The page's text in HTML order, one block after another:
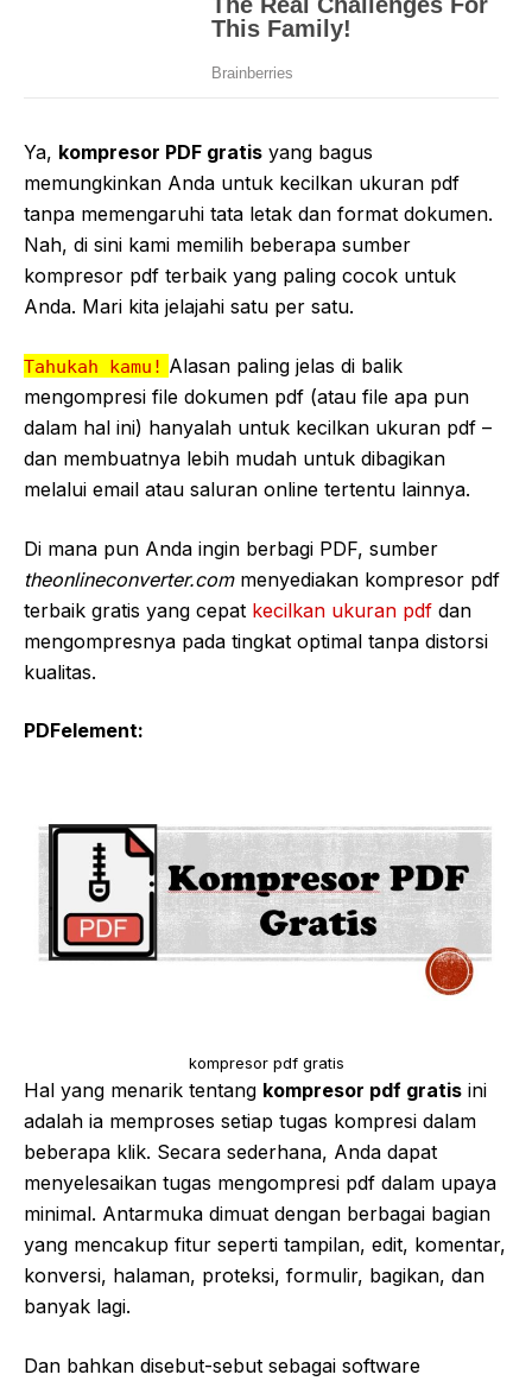
Ya, kompresor PDF gratis yang bagus
memungkinkan Anda untuk kecilkan ukuran pdf
tanpa memengaruhi tata letak dan format dokumen.
Nah, di sini kami memilih beberapa sumber
kompresor pdf terbaik yang paling cocok untuk
Anda. Mari kita jelajahi satu per satu.
Tahukah kamu! Alasan paling jelas di balik
mengompresi file dokumen pdf (atau file apa pun
dalam hal ini) hanyalah untuk kecilkan ukuran pdf –
dan membuatnya lebih mudah untuk dibagikan
melalui email atau saluran online tertentu lainnya.
Di mana pun Anda ingin berbagi PDF, sumber
theonlineconverter.commenyediakan kompresor pdf
terbaik gratis yang cepat kecilkan ukuran pdf dan
mengompresnya pada tingkat optimal tanpa distorsi
kualitas.
PDFelement:
kompresor pdf gratis
Hal yang menarik tentang kompresor pdf gratis ini
adalah ia memproses setiap tugas kompresi dalam
beberapa klik. Secara sederhana, Anda dapat
menyelesaikan tugas mengompresi pdf dalam upaya
minimal. Antarmuka dimuat dengan berbagai bagian
yang mencakup fitur seperti tampilan, edit, komentar,
konversi, halaman, proteksi, formulir, bagikan, dan
banyak lagi.
Dan bahkan disebut-sebut sebagai software